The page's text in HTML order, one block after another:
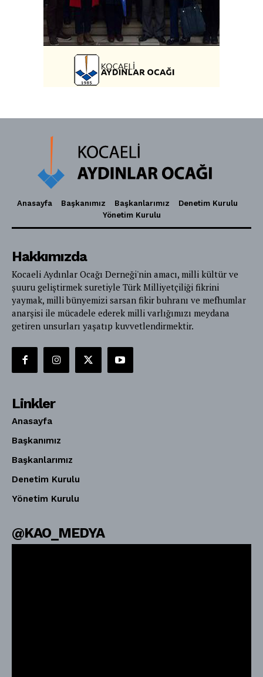
Anasayfa Başkanımız Başkanlarımız
Denetim Kurulu
Yönetim Kurulu
Hakkımızda
Kocaeli Aydınlar Ocağı Derneği'nin amacı, milli kültür ve
şuuru geliştirmek suretiyle Türk Milliyetçiliği fikrini
yaymak, milli bünyemizi sarsan fikir buhranı ve mefhumlar
anarşisi ile mücadele ederek milli varlığımızı meydana
getiren unsurları yaşatıp kuvvetlendirmektir.
Linkler
Anasayfa
Başkanımız
Başkanlarımız
Denetim Kurulu
Yönetim Kurulu
@KAO_MEDYA